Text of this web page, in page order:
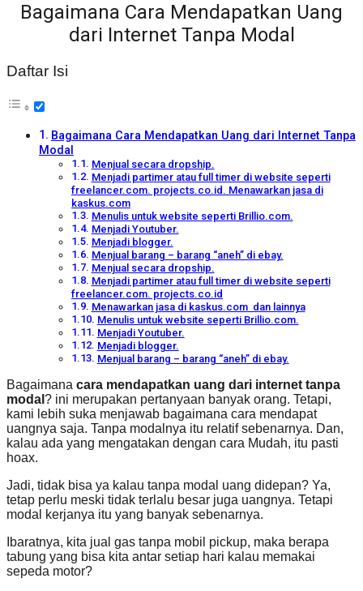
Bagaimana Cara Mendapatkan Uang
dari Internet Tanpa Modal
Daftar Isi
Bagaimana Cara Mendapatkan Uang dari Internet Tanpa
Modal
Menjual secara dropship.
Menjadi partimer atau full timer di website seperti
freelancer.com. projects.co.id. Menawarkan jasa di
kaskus.com
Menulis untuk website seperti Brillio.com.
Menjadi Youtuber.
Menjadi blogger.
Menjual barang – barang “aneh” di ebay.
Menjual secara dropship.
Menjadi partimer atau full timer di website seperti
freelancer.com. projects.co.id
Menawarkan jasa di kaskus.com dan lainnya
Menulis untuk website seperti Brillio.com.
Menjadi Youtuber.
Menjadi blogger.
Menjual barang – barang “aneh” di ebay.
Bagaimana cara mendapatkan uang dari internet tanpa
modal ? ini merupakan pertanyaan banyak orang. Tetapi,
kami lebih suka menjawab bagaimana cara mendapat
uangnya saja. Tanpa modalnya itu relatif sebenarnya. Dan,
kalau ada yang mengatakan dengan cara Mudah, itu pasti
hoax.
Jadi, tidak bisa ya kalau tanpa modal uang didepan? Ya,
tetap perlu meski tidak terlalu besar juga uangnya. Tetapi
modal kerjanya itu yang banyak sebenarnya.
Ibaratnya, kita jual gas tanpa mobil pickup, maka berapa
tabung yang bisa kita antar setiap hari kalau memakai
sepeda motor?